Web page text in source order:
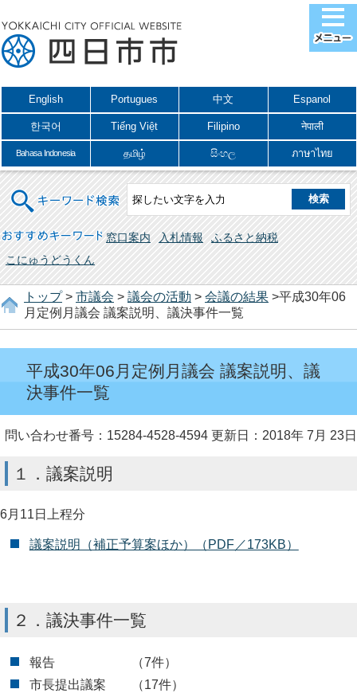
English Portugues 中文 Espanol
한국어 Tiếng Việt Filipino नेपाली
Bahasa Indonesia தமிழ் සිංහල ภาษาไทย
キーワード検索
おすすめキーワード 窓口案内 入札情報
ふるさと納税
こにゅうどうくん
トップ> 市議会 > 議会の活動 > 会議の結果 >平成30年06
月定例月議会 議案説明、議決事件一覧
平成30年06月定例月議会 議案説明、議
決事件一覧
問い合わせ番号：15284-4528-4594 更新日：2018年 7月 23日
１．議案説明
6月11日上程分
議案説明（補正予算案ほか）（PDF／173KB）
２．議決事件一覧
報告 （7件）
市長提出議案 （17件）